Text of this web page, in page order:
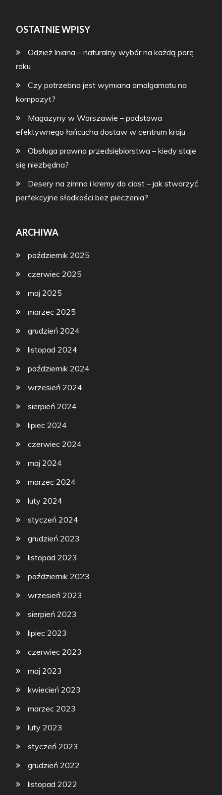
OSTATNIE WPISY
Odzież lniana – naturalny wybór na każdą porę
roku
Czy potrzebna jest wymiana amalgamatu na
kompozyt?
Magazyny w Warszawie – podstawa
efektywnego łańcucha dostaw w centrum kraju
Obsługa prawna przedsiębiorstwa – kiedy staje
się niezbędna?
Desery na zimno i kremy do ciast – jak stworzyć
perfekcyjne słodkości bez pieczenia?
ARCHIWA
październik 2025
czerwiec 2025
maj 2025
marzec 2025
grudzień 2024
listopad 2024
październik 2024
wrzesień 2024
sierpień 2024
lipiec 2024
czerwiec 2024
maj 2024
marzec 2024
luty 2024
styczeń 2024
grudzień 2023
listopad 2023
październik 2023
wrzesień 2023
sierpień 2023
lipiec 2023
czerwiec 2023
maj 2023
kwiecień 2023
marzec 2023
luty 2023
styczeń 2023
grudzień 2022
listopad 2022